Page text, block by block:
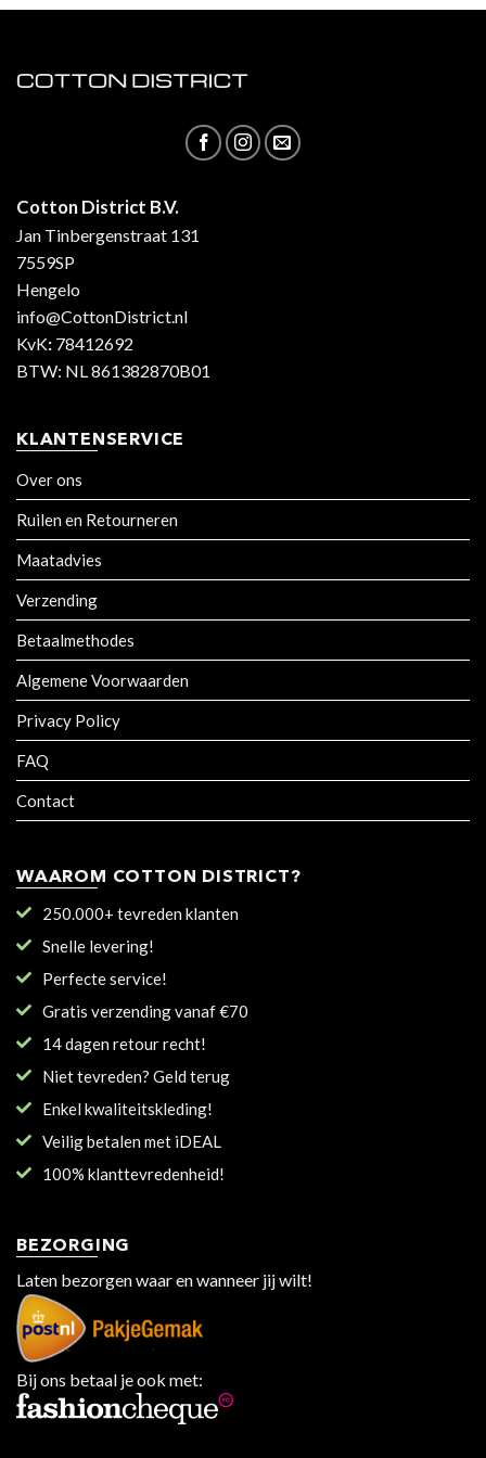
Cotton District B.V.
Jan Tinbergenstraat 131
7559SP
Hengelo
info@CottonDistrict.nl
KvK: 78412692
BTW: NL 861382870B01
KLANTENSERVICE
Over ons
Ruilen en Retourneren
Maatadvies
Verzending
Betaalmethodes
Algemene Voorwaarden
Privacy Policy
FAQ
Contact
WAAROM COTTON DISTRICT?
250.000+ tevreden klanten
Snelle levering!
Perfecte service!
Gratis verzending vanaf €70
14 dagen retour recht!
Niet tevreden? Geld terug
Enkel kwaliteitskleding!
Veilig betalen met iDEAL
100% klanttevredenheid!
BEZORGING
Laten bezorgen waar en wanneer jij wilt!
Bij ons betaal je ook met: